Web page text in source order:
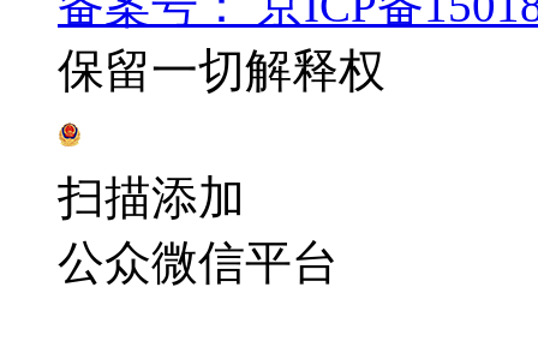
保留一切解释权
扫描添加
公众微信平台